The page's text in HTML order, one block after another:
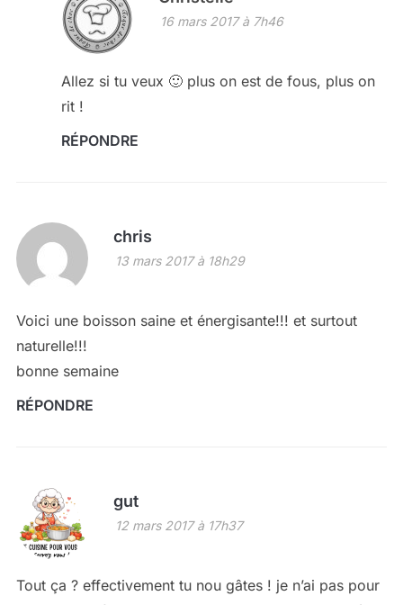
16 mars 2017 à 7h46
Allez si tu veux 🙂 plus on est de fous, plus on
rit !
RÉPONDRE
chris
13 mars 2017 à 18h29
Voici une boisson saine et énergisante!!! et surtout
naturelle!!!
bonne semaine
RÉPONDRE
gut
12 mars 2017 à 17h37
Tout ça ? effectivement tu nou gâtes ! je n’ai pas pour